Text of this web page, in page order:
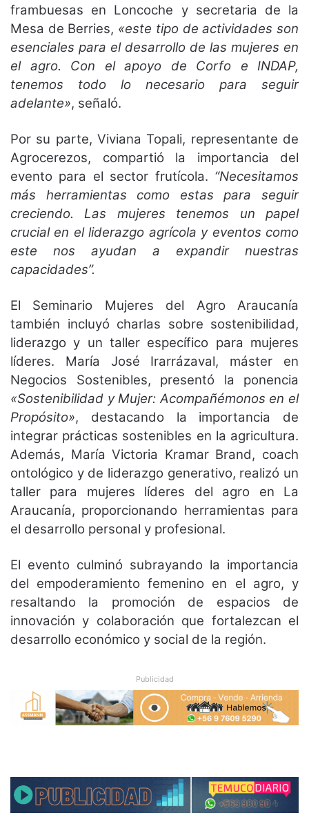
frambuesas en Loncoche y secretaria de la
Mesa de Berries, «este tipo de actividades son
esenciales para el desarrollo de las mujeres en
el agro. Con el apoyo de Corfo e INDAP,
tenemos todo lo necesario para seguir
adelante», señaló.
Por su parte, Viviana Topali, representante de
Agrocerezos, compartió la importancia del
evento para el sector frutícola. “Necesitamos
más herramientas como estas para seguir
creciendo. Las mujeres tenemos un papel
crucial en el liderazgo agrícola y eventos como
este nos ayudan a expandir nuestras
capacidades”.
El Seminario Mujeres del Agro Araucanía
también incluyó charlas sobre sostenibilidad,
liderazgo y un taller específico para mujeres
líderes. María José Irarrázaval, máster en
Negocios Sostenibles, presentó la ponencia
«Sostenibilidad y Mujer: Acompañémonos en el
Propósito», destacando la importancia de
integrar prácticas sostenibles en la agricultura.
Además, María Victoria Kramar Brand, coach
ontológico y de liderazgo generativo, realizó un
taller para mujeres líderes del agro en La
Araucanía, proporcionando herramientas para
el desarrollo personal y profesional.
El evento culminó subrayando la importancia
del empoderamiento femenino en el agro, y
resaltando la promoción de espacios de
innovación y colaboración que fortalezcan el
desarrollo económico y social de la región.
Publicidad